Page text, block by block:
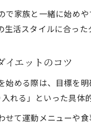
で家族と一緒に始め
活スタイルに合っ
イエットのコツ
始める際は、目標を
れる」といった具体
せて運動メニューや